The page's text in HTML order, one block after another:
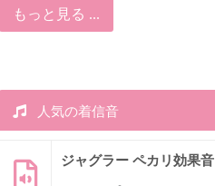
もっと見る ...
人気の着信音
ジャグラー ペカリ効果音